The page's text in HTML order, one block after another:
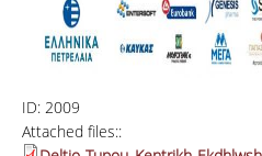
ID: 2009
Attached files::